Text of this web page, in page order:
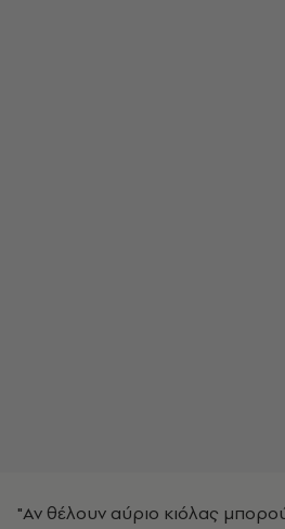
"Αν θέλουν αύριο κιόλας